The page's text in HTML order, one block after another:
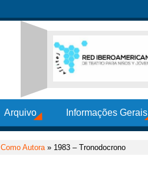
Arquivo Informações Gerais
Como Autora» 1983 – Tronodocrono